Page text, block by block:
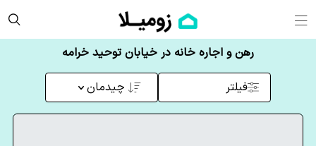
رهن و اجاره خانه در خیابان توحید خرامه
فیلتر چیدمان